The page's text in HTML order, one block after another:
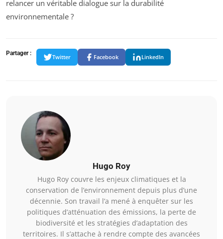
relancer un véritable dialogue sur la durabilité
environnementale ?
Partager :
Twitter Facebook LinkedIn
Hugo Roy
Hugo Roy couvre les enjeux climatiques et la
conservation de l’environnement depuis plus d’une
décennie. Son travail l’a mené à enquêter sur les
politiques d’atténuation des émissions, la perte de
biodiversité et les stratégies d’adaptation des
territoires. Il s’attache à rendre compte des avancées